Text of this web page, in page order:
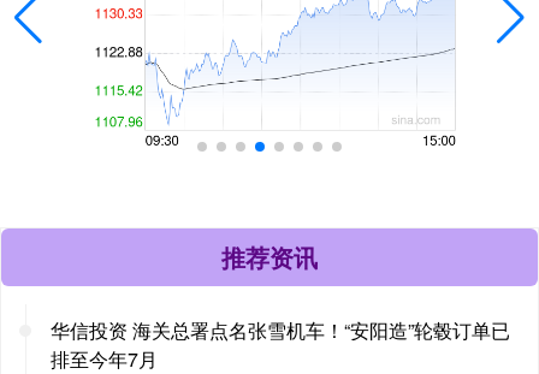
推荐资讯
华信投资 海关总署点名张雪机车！“安阳造”轮毂订单已
排至今年7月